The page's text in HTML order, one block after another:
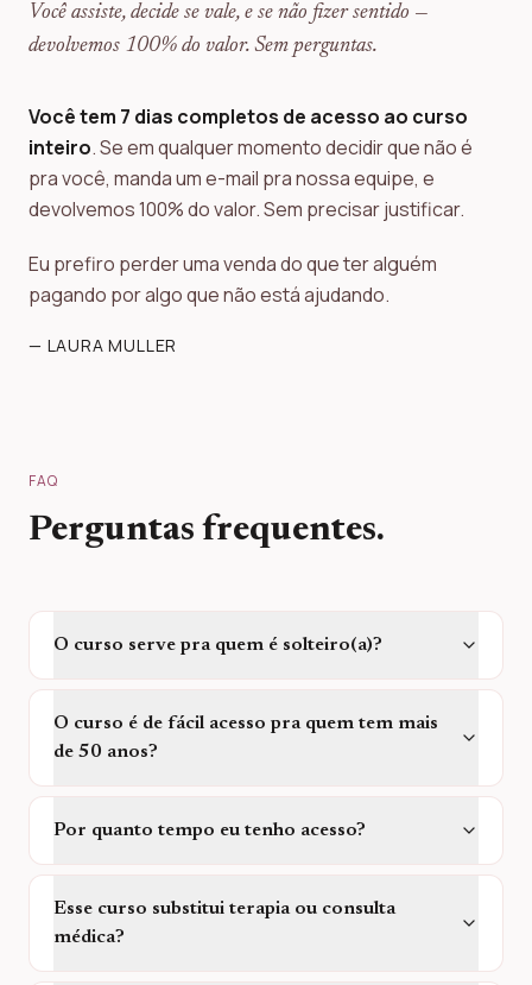
Você assiste, decide se vale, e se não fizer sentido —
devolvemos 100% do valor. Sem perguntas.
Você tem 7 dias completos de acesso ao curso
inteiro. Se em qualquer momento decidir que não é
pra você, manda um e-mail pra nossa equipe, e
devolvemos 100% do valor. Sem precisar justificar.
Eu prefiro perder uma venda do que ter alguém
pagando por algo que não está ajudando.
— LAURA MULLER
FAQ
Perguntas frequentes.
O curso serve pra quem é solteiro(a)?
O curso é de fácil acesso pra quem tem mais
de 50 anos?
Por quanto tempo eu tenho acesso?
Esse curso substitui terapia ou consulta
médica?